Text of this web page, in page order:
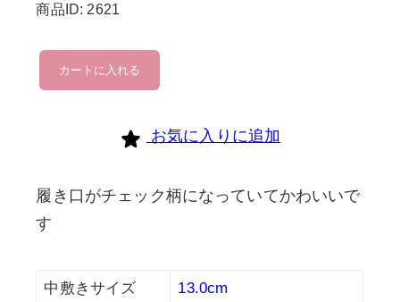
商品ID: 2621
puma
個
カートに入れる
お気に入りに追加
履き口がチェック柄になっていてかわいいで
す
中敷きサイズ 13.0cm